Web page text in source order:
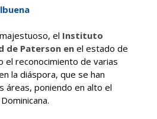
el Instituto
de Paterson en el estado de
el reconocimiento de varias
la diáspora, que se han
áreas, poniendo en alto el